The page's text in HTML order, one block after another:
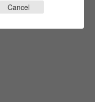
Cancel